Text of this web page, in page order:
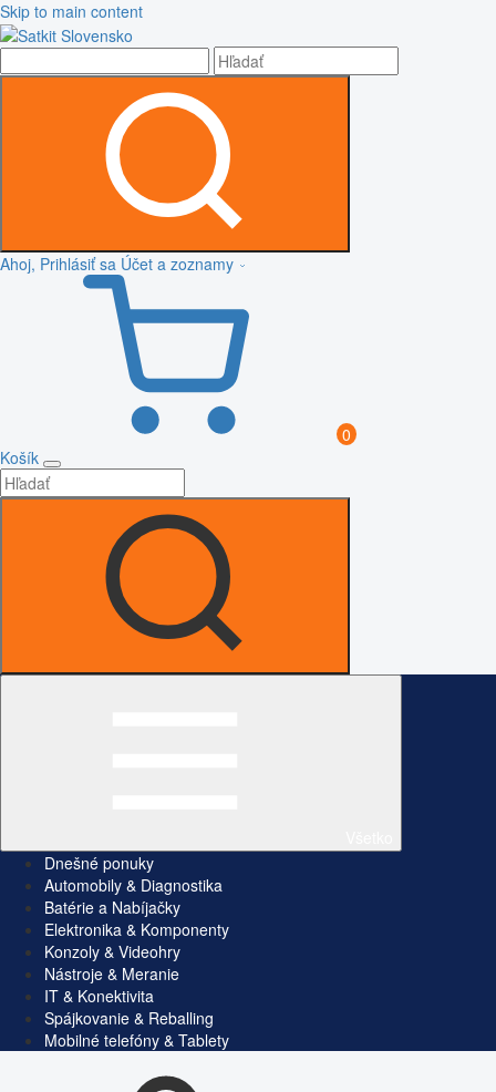
Skip to main content
Ahoj, Prihlásiť sa Účet a zoznamy
0
Košík
Dnešné ponuky
Automobily & Diagnostika
Batérie a Nabíjačky
Elektronika & Komponenty
Konzoly & Videohry
Nástroje & Meranie
IT & Konektivita
Spájkovanie & Reballing
Mobilné telefóny & Tablety